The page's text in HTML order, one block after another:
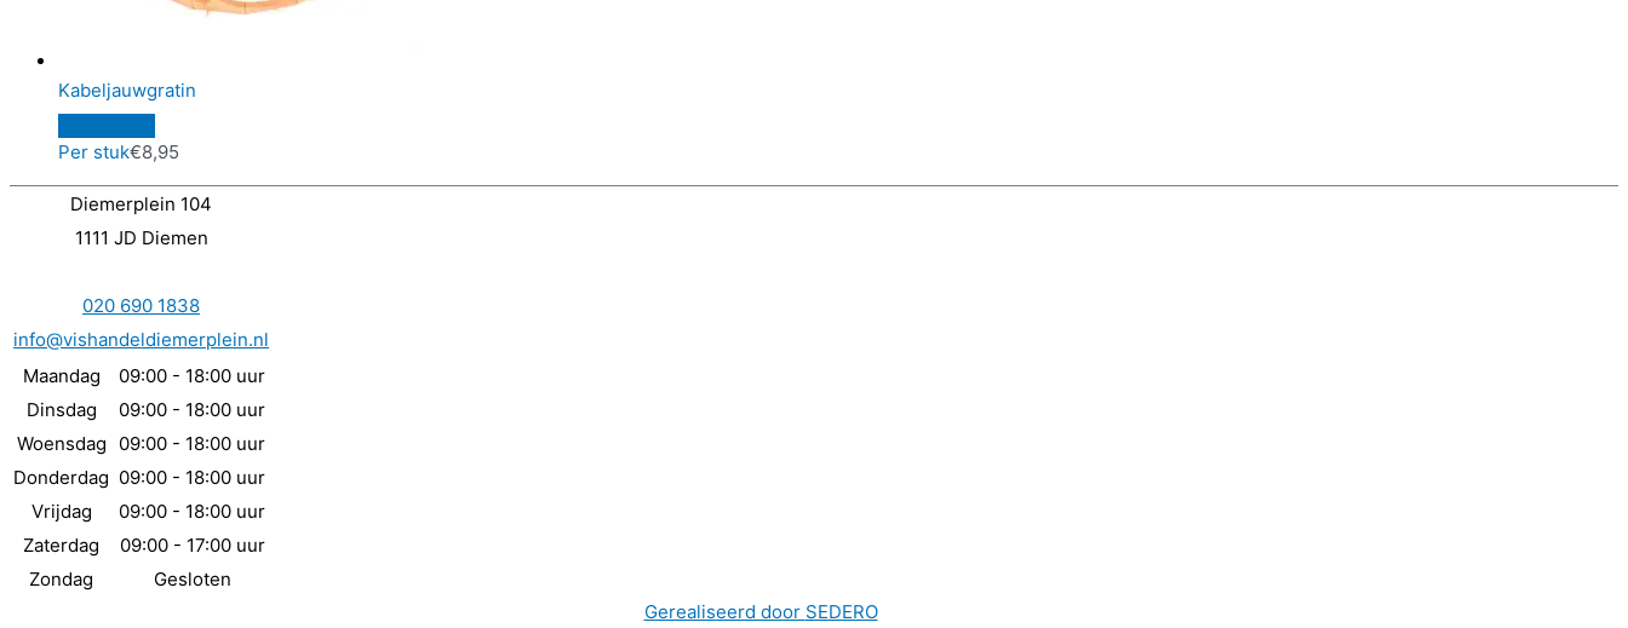
Kabeljauwgratin
Per stuk€8,95
Diemerplein 104
1111 JD Diemen
020 690 1838
info@vishandeldiemerplein.nl
Maandag
09:00 - 18:00 uur
Dinsdag
09:00 - 18:00 uur
Woensdag
09:00 - 18:00 uur
Donderdag 09:00 - 18:00 uur
Vrijdag
09:00 - 18:00 uur
Zaterdag
09:00 - 17:00 uur
Zondag
Gesloten
Gerealiseerd door SEDERO